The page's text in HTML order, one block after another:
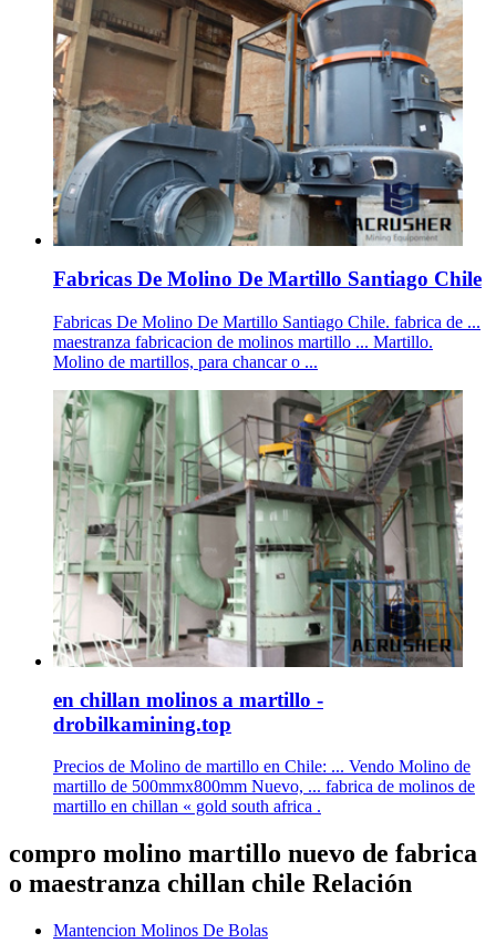
Fabricas De Molino De Martillo Santiago Chile
Fabricas De Molino De Martillo Santiago Chile. fabrica de ...
maestranza fabricacion de molinos martillo ... Martillo.
Molino de martillos, para chancar o ...
en chillan molinos a martillo -
drobilkamining.top
Precios de Molino de martillo en Chile: ... Vendo Molino de
martillo de 500mmx800mm Nuevo, ... fabrica de molinos de
martillo en chillan « gold south africa .
compro molino martillo nuevo de fabrica
o maestranza chillan chile Relación
Mantencion Molinos De Bolas